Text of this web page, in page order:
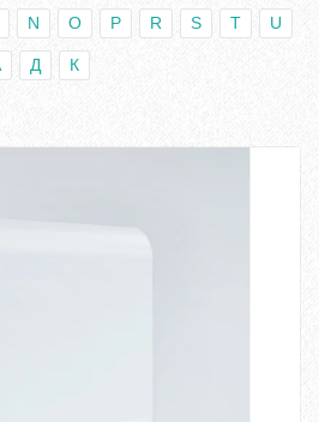
N O P R S T U
Д К